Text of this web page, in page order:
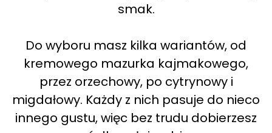
smak.
Do wyboru masz kilka wariantów, od
kremowego mazurka kajmakowego,
przez orzechowy, po cytrynowy i
migdałowy. Każdy z nich pasuje do nieco
innego gustu, więc bez trudu dobierzesz